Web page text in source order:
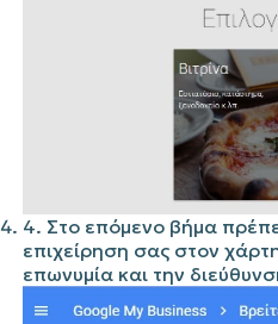
4. Στο επόμενο βήμα
επιχείρηση σας στον
επωνυμία και την